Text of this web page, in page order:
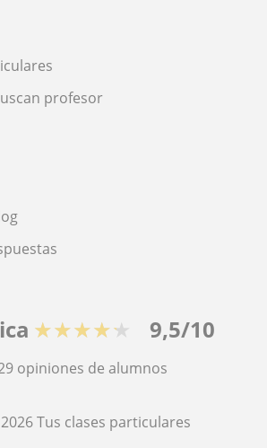
profesor
★★★★★ 9,5/10
opiniones de alumnos
Tus clases particulares